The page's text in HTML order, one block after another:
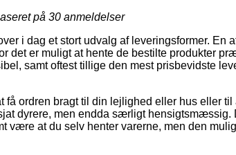
på 30 anmeldelser
i dag et stort udvalg af leveringsformer. En
det er muligt at hente de bestilte produkter
samt oftest tillige den mest prisbevidste
ordren bragt til din lejlighed eller hus eller til
dyrere, men endda særligt hensigtsmæssig.
være at du selv henter varerne, men den